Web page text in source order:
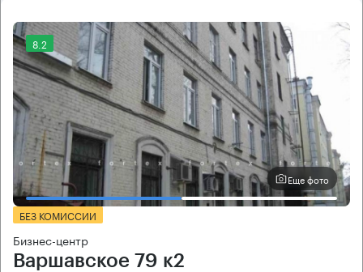
8.2
Еще фото
БЕЗ КОМИССИИ
Бизнес-центр
Варшавское 79 к2